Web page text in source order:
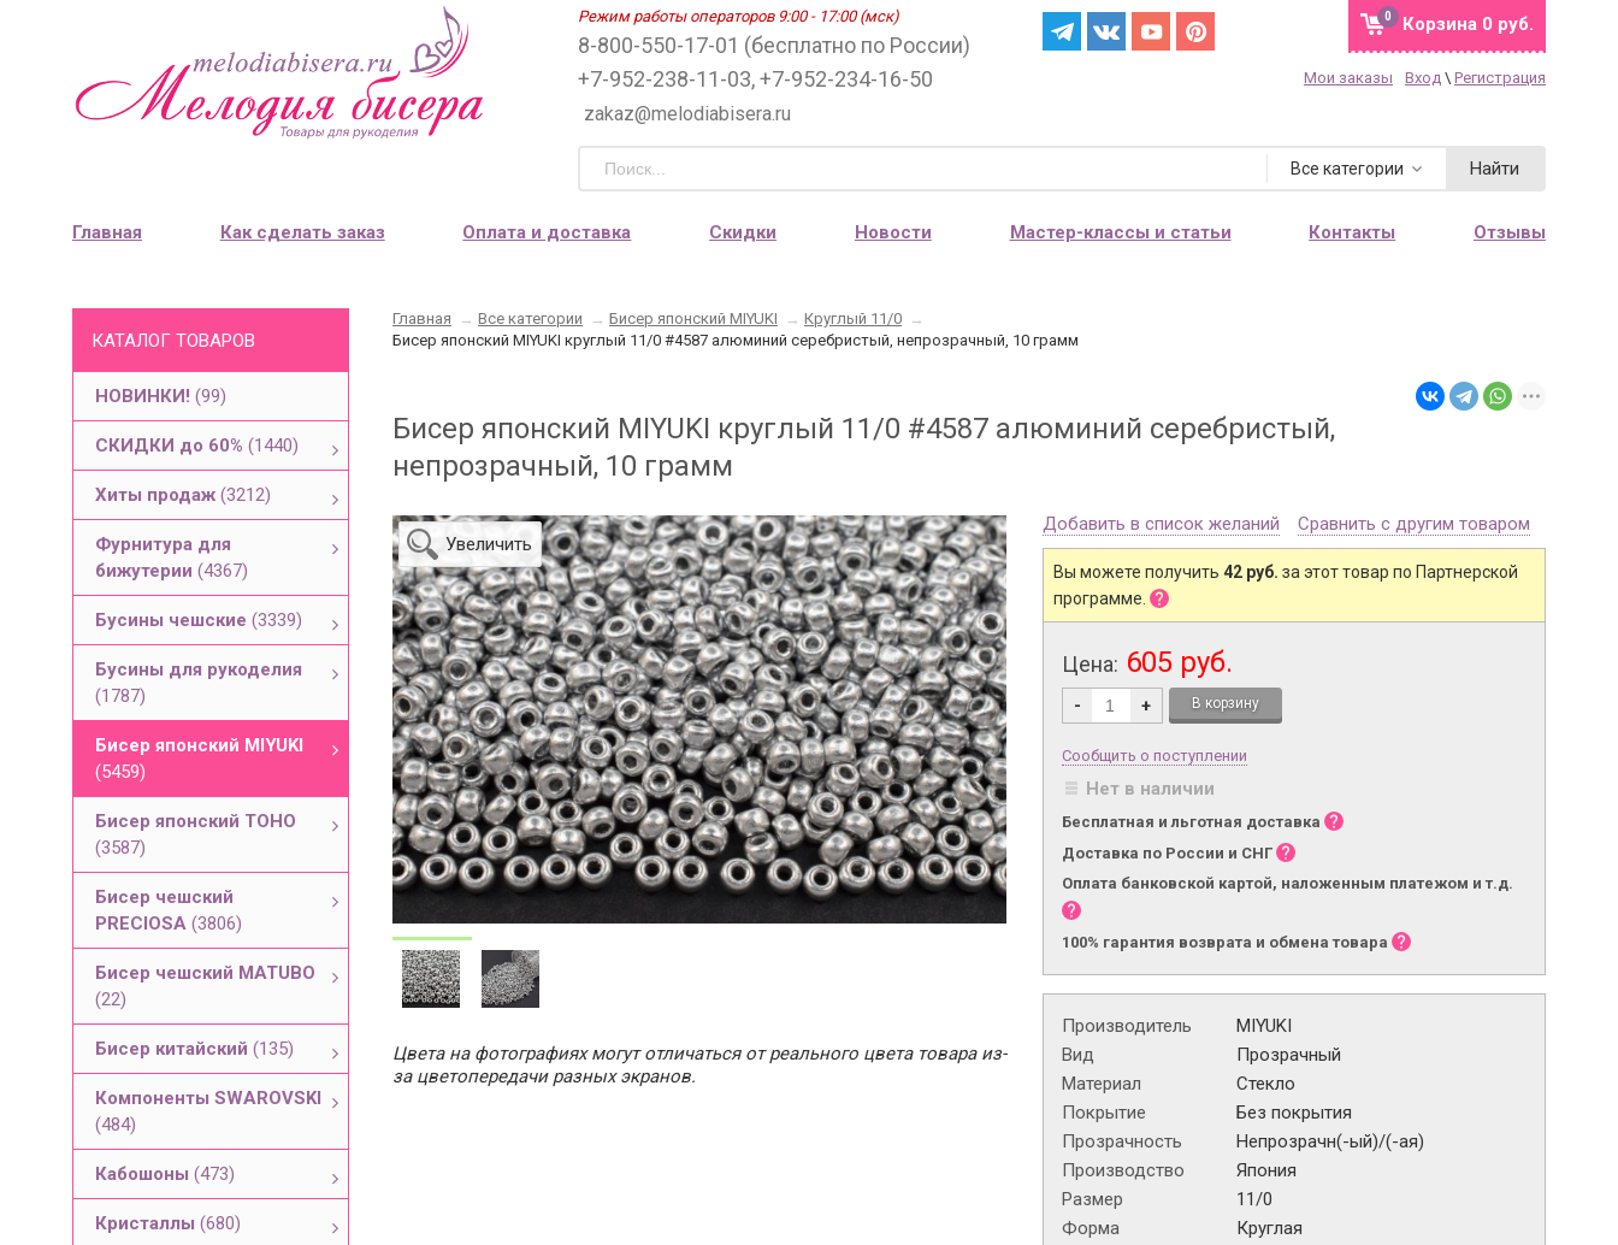
Режим работы операторов 9:00 - 17:00 (мск)
8-800-550-17-01 (бесплатно по России)
+7-952-238-11-03, +7-952-234-16-50
zakaz@melodiabisera.ru
Корзина 0 руб.
0
Мои заказы Вход \ Регистрация
Все категории Найти
Главная Как сделать заказ Оплата и доставка Скидки Новости Мастер-классы и статьи Контакты Отзывы
КАТАЛОГ ТОВАРОВ
НОВИНКИ! (99)
СКИДКИ до 60% (1440)
Хиты продаж (3212)
Фурнитура для
бижутерии (4367)
Бусины чешские (3339)
Бусины для рукоделия
(1787)
Бисер японский MIYUKI
(5459)
Бисер японский TOHO
(3587)
Бисер чешский
PRECIOSA (3806)
Бисер чешский MATUBO
(22)
Бисер китайский (135)
Компоненты SWAROVSKI
(484)
Кабошоны (473)
Кристаллы (680)
Главная → Все категории → Бисер японский MIYUKI → Круглый 11/0 →
Бисер японский MIYUKI круглый 11/0 #4587 алюминий серебристый, непрозрачный, 10 грамм
Бисер японский MIYUKI круглый 11/0 #4587 алюминий серебристый,
непрозрачный, 10 грамм
Увеличить
Цвета на фотографиях могут отличаться от реального цвета товара из-
за цветопередачи разных экранов.
Добавить в список желаний Сравнить с другим товаром
Вы можете получить 42 руб. за этот товар по Партнерской
программе.
Цена: 605 руб.
- +
Сообщить о поступлении
Нет в наличии
Бесплатная и льготная доставка
Доставка по России и СНГ
Оплата банковской картой, наложенным платежом и т.д.
100% гарантия возврата и обмена товара
Производитель
MIYUKI
Вид
Прозрачный
Материал
Стекло
Покрытие
Без покрытия
Прозрачность
Непрозрачн(-ый)/(-ая)
Производство
Япония
Размер
11/0
Форма
Круглая